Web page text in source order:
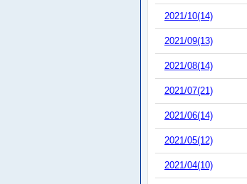
2021/10(14)
2021/09(13)
2021/08(14)
2021/07(21)
2021/06(14)
2021/05(12)
2021/04(10)